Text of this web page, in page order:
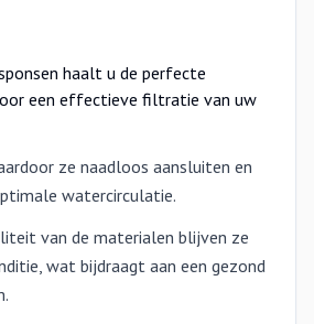
haalt u de perfecte
een effectieve filtratie van uw
ze naadloos aansluiten en
watercirculatie.
van de materialen blijven ze
wat bijdraagt aan een gezond